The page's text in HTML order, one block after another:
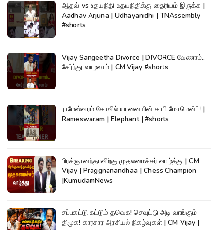
ஆதவ் vs உதயநிதி உதயநிதிக்கு தைரியம் இருக்க |
Aadhav Arjuna | Udhayanidhi | TNAssembly
#shorts
Vijay Sangeetha Divorce | DIVORCE வேணாம்..
சேர்ந்து வாழலாம் | CM Vijay #shorts
ராமேஸ்வரம் கோவில் யானையின் காபி மோமென்ட்! |
Rameswaram | Elephant | #shorts
பிரக்ஞானந்தாவிற்கு முதலமைச்சர் வாழ்த்து | CM
Vijay | Praggnanandhaa | Chess Champion
|KumudamNews
சப்பகட்டு கட்டும் தவெக! செவுட்டு அடி வாங்கும்
திமுக! காரசார அரசியல் நிகழ்வுகள் | CM Vijay |